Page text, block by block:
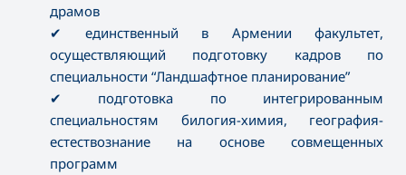
драмов
✔ единственный в Армении факультет,
осуществляющий подготовку кадров по
специальности “Ландшафтное планирование”
✔ подготовка по интегрированным
специальностям билогия-химия, география-
естествознание на основе совмещенных
программ